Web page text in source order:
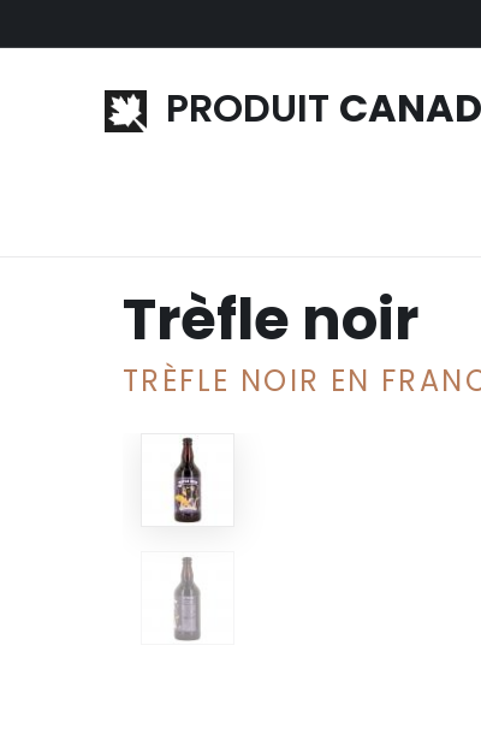
PRODUIT
Trèfle noir
TRÈFLE NOIR EN